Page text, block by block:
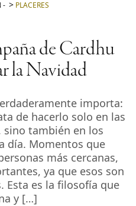
- PLACERES
de Cardhu
la Navidad
importa:
de hacerlo solo en las
sino también en los
día. Momentos que
más cercanas,
ya que esos son
Esta es la filosofía que
y […]